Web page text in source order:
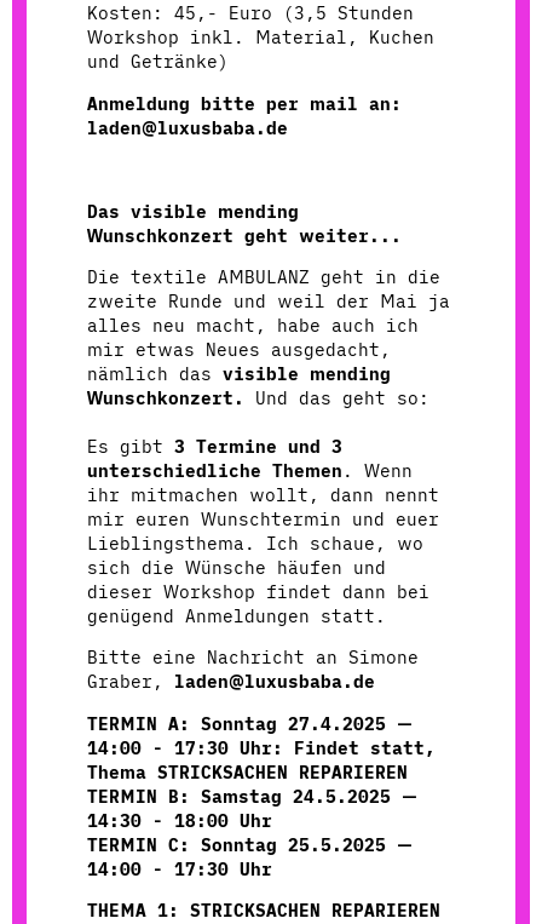
Kosten: 45,- Euro (3,5 Stunden
Workshop inkl. Material, Kuchen
und Getränke)
Anmeldung bitte per mail an:
laden@luxusbaba.de
Das visible mending
Wunschkonzert geht weiter...
Die textile AMBULANZ geht in die
zweite Runde und weil der Mai ja
alles neu macht, habe auch ich
mir etwas Neues ausgedacht,
nämlich das visible mending
Wunschkonzert.
Und das geht so:
Es gibt 3 Termine und 3
unterschiedliche Themen . Wenn
ihr mitmachen wollt, dann nennt
mir euren Wunschtermin und euer
Lieblingsthema. Ich schaue, wo
sich die Wünsche häufen und
dieser Workshop findet dann bei
genügend Anmeldungen statt.
Bitte eine Nachricht an Simone
Graber, laden@luxusbaba.de
TERMIN A: Sonntag 27.4.2025 —
14:00 - 17:30 Uhr: Findet statt,
Thema STRICKSACHEN REPARIEREN
TERMIN B: Samstag 24.5.2025 —
14:30 - 18:00 Uhr
TERMIN C: Sonntag 25.5.2025 —
14:00 - 17:30 Uhr
THEMA 1: STRICKSACHEN REPARIEREN